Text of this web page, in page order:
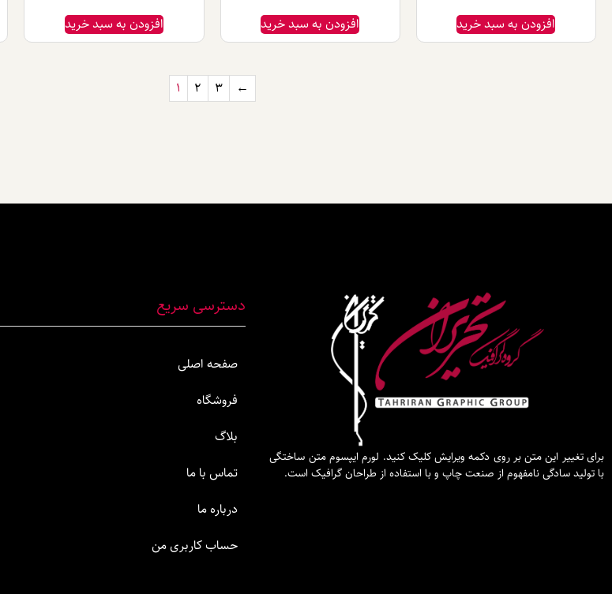
افزودن به سبد خرید افزودن به سبد خرید افزودن به سبد خرید
1 2 3 ←
برای تغییر این متن بر روی دکمه ویرایش کلیک کنید. لورم ایپسوم متن ساختگی
با تولید سادگی نامفهوم از صنعت چاپ و با استفاده از طراحان گرافیک است.
دسترسی سریع
صفحه اصلی
فروشگاه
بلاگ
تماس با ما
درباره ما
حساب کاربری من